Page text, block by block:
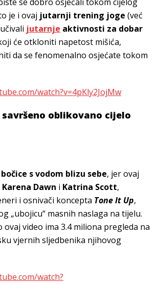
je i ovaj jutarnji trening joge (već
jutarnje aktivnosti za dobar
će otkloniti napetost mišića,
da se fenomenalno osjećate tokom
watch?v=4pKly2JojMw
savršeno oblikovano cijelo
s vodom blizu sebe, jer ovaj
Karena Dawn i Katrina Scott,
i osnivači koncepta Tone It Up,
„ubojicu“ masnih naslaga na tijelu.
ovaj video ima 3.4 miliona pregleda na
vjernih sljedbenika njihovog
watch?